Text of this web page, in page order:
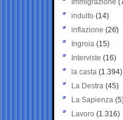
Immigrazione
indulto (14)
inflazione (26)
Ingroia (15)
Interviste (16)
la casta (1.394)
La Destra (45)
La Sapienza
Lavoro (1.316)